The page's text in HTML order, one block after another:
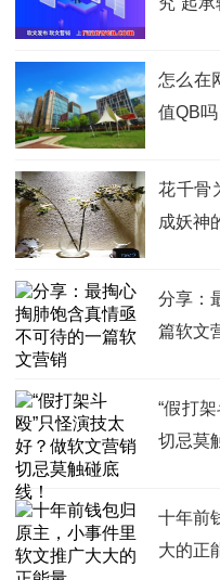
怎么在
值QB吗
花千骨
成妖神
分享：
篇软文
“假打
切忌莫
十年前
大的正